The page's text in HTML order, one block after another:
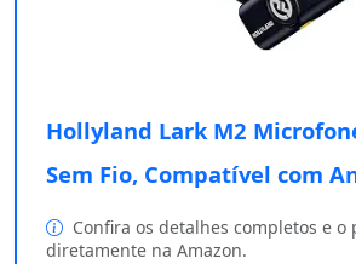
Hollyland Lark M2
Sem Fio, Compatível com
Confira os detalhes completos e o
diretamente na Amazon.